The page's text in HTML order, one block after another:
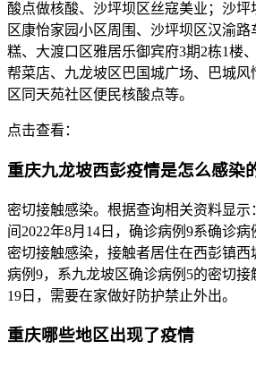
酸点做核酸、沙坪坝区丝寇美业；沙
区康怡家园小区周围、沙坪坝区汉渝
糕、大渡口区雅居乐御宾府3期2栋1楼
帮菜店、九龙坡区巴国城广场、巴城
区同天苑社区便民核酸点等。
点击查看：
重庆九龙坡西彭疫情是怎么感染
密切接触感染。根据查询相关资料显
间2022年8月14日，确诊病例9系确诊
密切接触感染，接触者居住在西彭镇
病例9，系九龙坡区确诊病例5的密切接
19日，需要在家做好防护禁止外出。
重庆哪些地区出现了疫情